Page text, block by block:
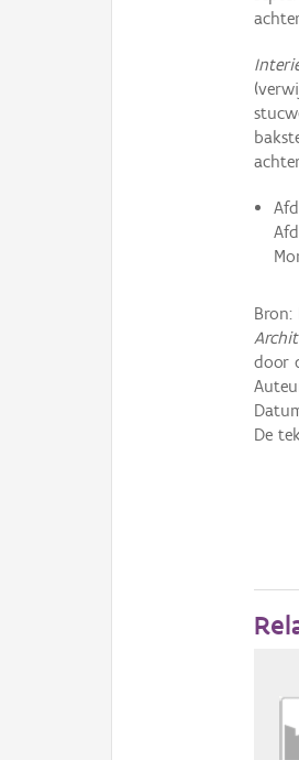
Bron:
door
De